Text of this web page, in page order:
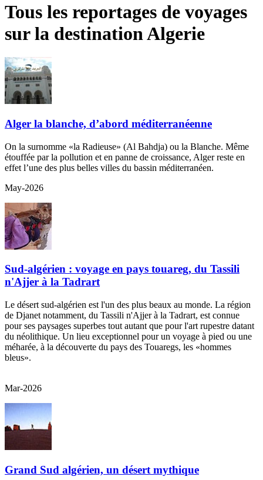
Tous les reportages de voyages
sur la destination Algerie
Alger la blanche, d’abord méditerranéenne
On la surnomme «la Radieuse» (Al Bahdja) ou la Blanche. Même
étouffée par la pollution et en panne de croissance, Alger reste en
effet l’une des plus belles villes du bassin méditerranéen.
May-2026
Sud-algérien : voyage en pays touareg, du Tassili
n'Ajjer à la Tadrart
Le désert sud-algérien est l'un des plus beaux au monde. La région
de Djanet notamment, du Tassili n'Ajjer à la Tadrart, est connue
pour ses paysages superbes tout autant que pour l'art rupestre datant
du néolithique. Un lieu exceptionnel pour un voyage à pied ou une
méharée, à la découverte du pays des Touaregs, les «hommes
bleus».
Mar-2026
Grand Sud algérien, un désert mythique